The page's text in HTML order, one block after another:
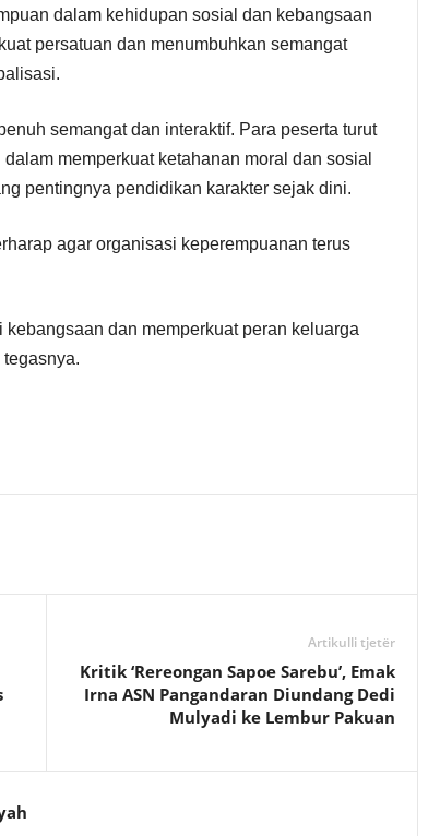
dalam kehidupan sosial dan kebangsaan
persatuan dan menumbuhkan semangat
semangat dan interaktif. Para peserta turut
memperkuat ketahanan moral dan sosial
pentingnya pendidikan karakter sejak dini.
agar organisasi keperempuanan terus
dan memperkuat peran keluarga
Artikulli tjetër
Kritik ‘Rereongan Sapoe Sarebu’, Emak
Irna ASN Pangandaran Diundang Dedi
Mulyadi ke Lembur Pakuan